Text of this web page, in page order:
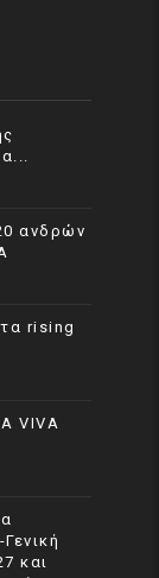
ανδρών
rising
VIVA
και